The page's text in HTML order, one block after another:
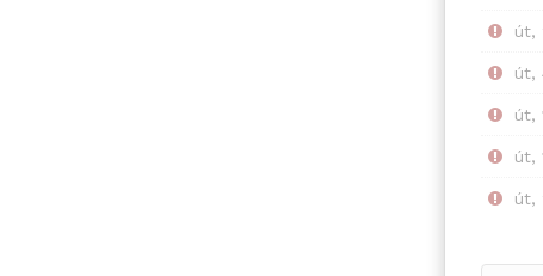
út,
út,
út,
út,
út,